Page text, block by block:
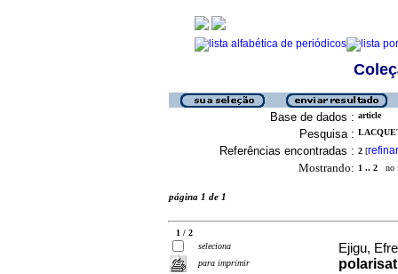
Base de dados : article
Pesquisa :
Referências encontradas : 2 [refinar
Mostrando: 1 .. 2 no
página 1 de 1
1 / 2
seleciona
para imprimir
Ejigu,